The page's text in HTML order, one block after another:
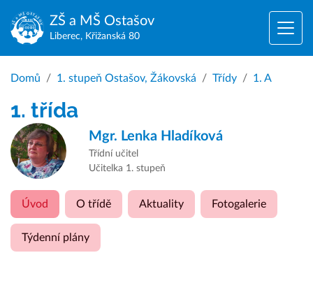
ZŠ a MŠ Ostašov
Liberec, Křižanská 80
Domů 1. stupeň Ostašov, Žákovská Třídy 1. A
1. třída
Mgr. Lenka Hladíková
Třídní učitel
Učitelka 1. stupeň
Úvod O třídě Aktuality Fotogalerie
Týdenní plány